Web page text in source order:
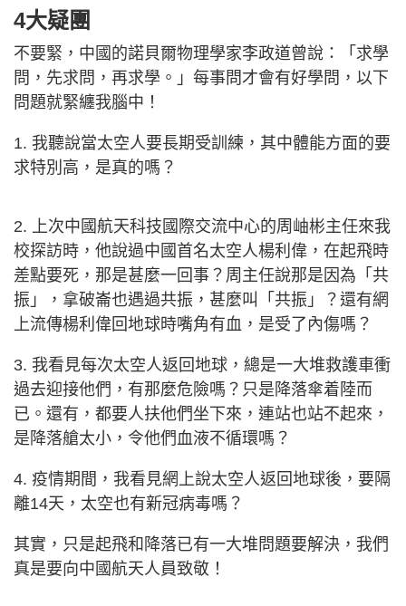
4大疑團
不要緊，中國的諾貝爾物理學家李政道曾說：「求學
問，先求問，再求學。」每事問才會有好學問，以下
問題就緊纏我腦中！
1. 我聽說當太空人要長期受訓練，其中體能方面的要
求特別高，是真的嗎？
2. 上次中國航天科技國際交流中心的周岫彬主任來我
校探訪時，他說過中國首名太空人楊利偉，在起飛時
差點要死，那是甚麼一回事？周主任說那是因為「共
振」，拿破崙也遇過共振，甚麼叫「共振」？還有網
上流傳楊利偉回地球時嘴角有血，是受了內傷嗎？
3. 我看見每次太空人返回地球，總是一大堆救護車衝
過去迎接他們，有那麼危險嗎？只是降落傘着陸而
已。還有，都要人扶他們坐下來，連站也站不起來，
是降落艙太小，令他們血液不循環嗎？
4. 疫情期間，我看見網上說太空人返回地球後，要隔
離14天，太空也有新冠病毒嗎？
其實，只是起飛和降落已有一大堆問題要解決，我們
真是要向中國航天人員致敬！